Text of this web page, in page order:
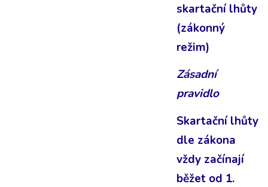
skartační lhůty
(zákonný
režim)
Zásadní
pravidlo
Skartační lhůty
dle zákona
vždy začínají
běžet od 1.